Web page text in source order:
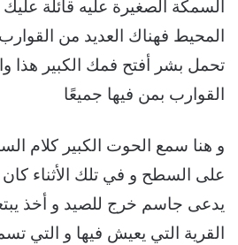
السمكة الصغيرة عليه قائلة
المحيط فهناك العديد من
تحمل بشر أفتح فمك الكبير هذا
القوارب بمن فيها جميعًا
و هنا سمع الحوت الكبير كلام
على السطح و في تلك الأثناء كان
يدعى جاسم خرج للصيد و أخذ
القرية التي يعيش فيها و التي